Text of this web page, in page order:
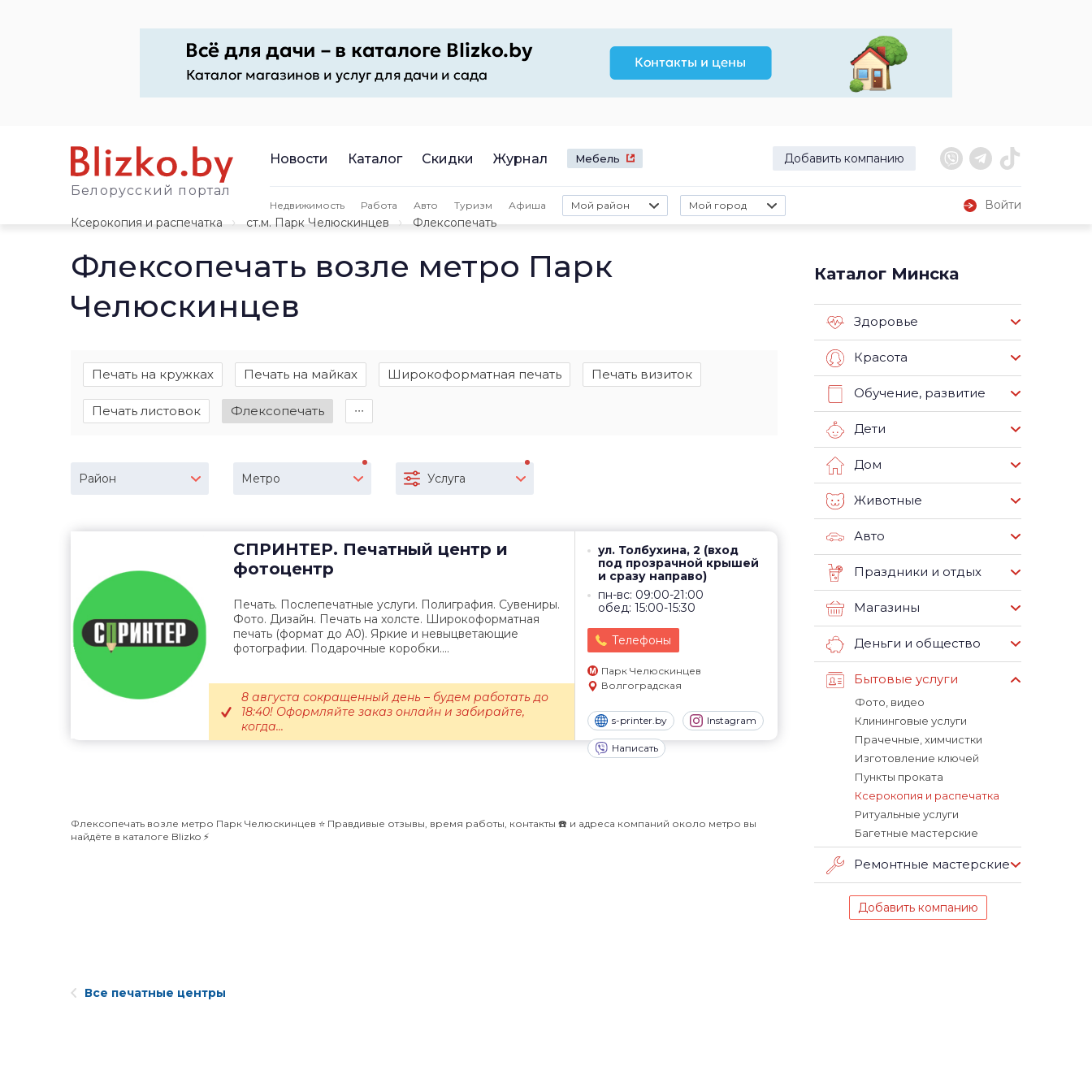
Белорусский портал
Новости Каталог Скидки Журнал Мебель Добавить компанию
Недвижимость Работа Авто Туризм Афиша Мой район Мой город
Войти
Ксерокопия и распечатка
ст.м. Парк Челюскинцев Флексопечать
Флексопечать возле метро Парк
Челюскинцев
Печать на кружках Печать на майках Широкоформатная печать Печать визиток
Печать листовок Флексопечать ∙∙∙
Район Метро Услуга
СПРИНТЕР. Печатный центр и
фотоцентр
ул. Толбухина, 2 (вход
под прозрачной крышей
и сразу направо)
пн-вс: 09:00-21:00
обед: 15:00-15:30
Телефоны
Парк Челюскинцев
Волгоградская
s-printer.by Instagram
Написать
Печать. Послепечатные услуги. Полиграфия. Сувениры.
Фото. Дизайн. Печать на холсте. Широкоформатная
печать (формат до А0). Яркие и невыцветающие
фотографии. Подарочные коробки....
8 августа сокращенный день – будем работать до
18:40! Оформляйте заказ онлайн и забирайте,
когда...
Флексопечать возле метро Парк Челюскинцев ⭐️ Правдивые отзывы, время работы, контакты ☎️ и адреса компаний около метро вы
найдёте в каталоге Blizko ⚡️
Каталог Минска
Здоровье
Красота
Обучение, развитие
Дети
Дом
Животные
Авто
Праздники и отдых
Магазины
Деньги и общество
Бытовые услуги
Фото, видео
Клининговые услуги
Прачечные, химчистки
Изготовление ключей
Пункты проката
Ксерокопия и распечатка
Ритуальные услуги
Багетные мастерские
Ремонтные мастерские
Добавить компанию
Все печатные центры